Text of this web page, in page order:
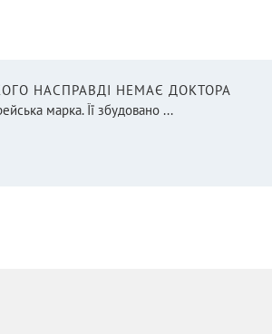
НАСПРАВДІ НЕМАЄ ДОКТОРА
марка. Її збудовано ...